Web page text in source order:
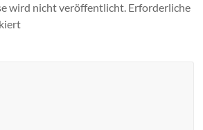
wird nicht veröffentlicht. Erforderliche